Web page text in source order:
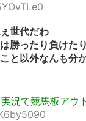
世代だわ
勝ったり負けた
と以外なんも分
況で競馬板アウ